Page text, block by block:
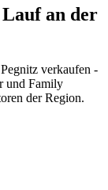
an der
verkaufen -
und Family
der Region.